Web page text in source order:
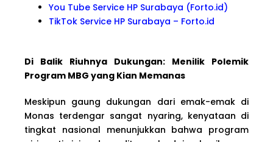
You Tube Service HP Surabaya (Forto.id)
TikTok Service HP Surabaya – Forto.id
Di Balik Riuhnya Dukungan: Menilik Polemik
Program MBG yang Kian Memanas
Meskipun gaung dukungan dari emak-emak di
Monas terdengar sangat nyaring, kenyataan di
tingkat nasional menunjukkan bahwa program